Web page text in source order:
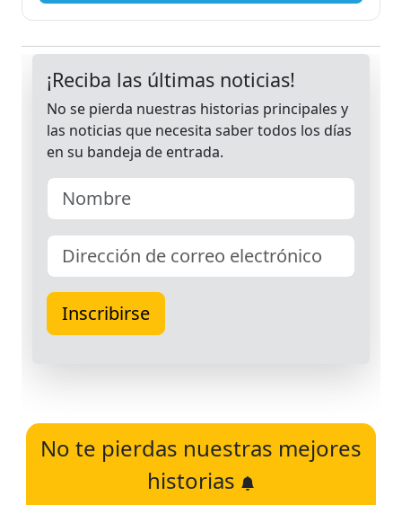
No te pierdas nuestras mejores
historias